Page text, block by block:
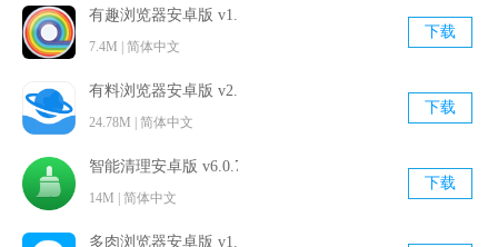
有趣浏览器安卓版 v1.2.0 手机免费版
7.4M | 简体中文
下载
有料浏览器安卓版 v2.2.2 官方最新版
24.78M | 简体中文
下载
智能清理安卓版 v6.0.7 官方最新版
14M | 简体中文
下载
多肉浏览器安卓版 v1.30 最新免费版